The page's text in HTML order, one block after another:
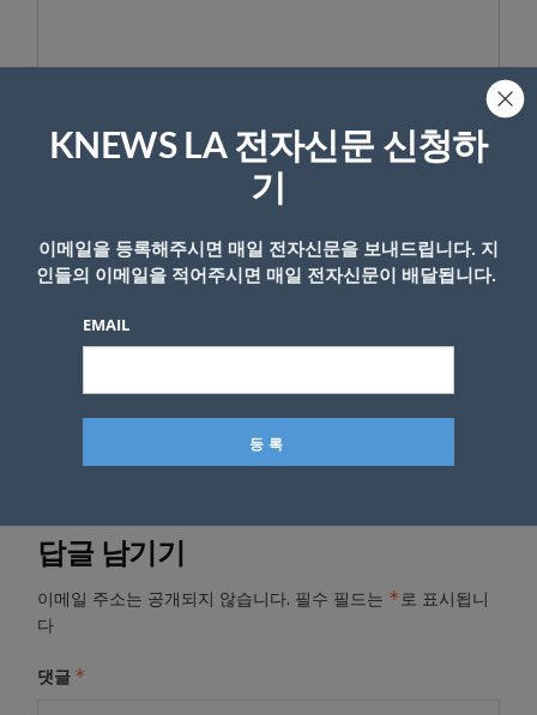
답글 남기기
이메일 주소는 공개되지 않습니다. 필수 필드는 *로 표시됩니
다
댓글 *
KNEWS LA 전자신문 신청하
기
이메일을 등록해주시면 매일 전자신문을 보내드립니다. 지
인들의 이메일을 적어주시면 매일 전자신문이 배달됩니다.
EMAIL